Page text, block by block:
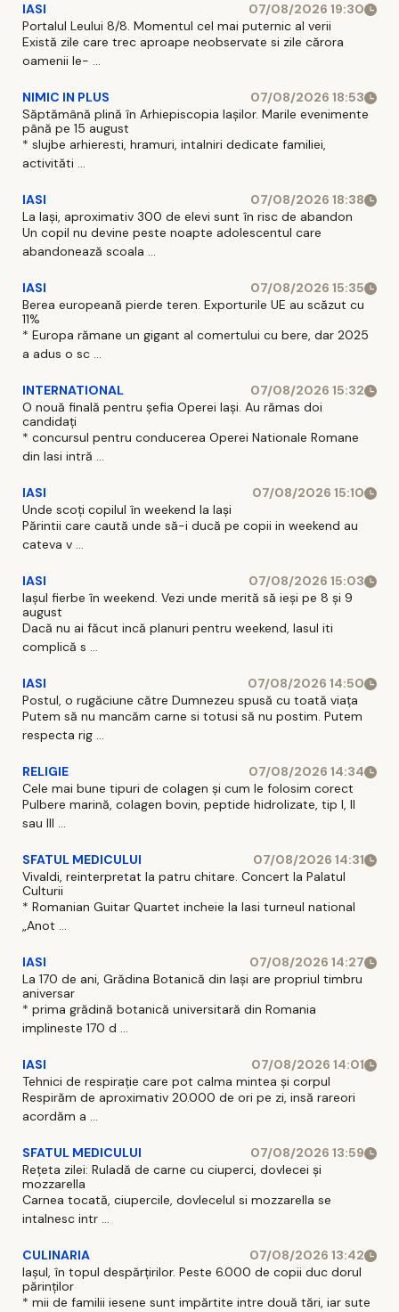
IASI
07/08/2026 19:30
Portalul Leului 8/8. Momentul cel mai puternic al verii
Există zile care trec aproape neobservate si zile cărora
oamenii le- ...
NIMIC IN PLUS
07/08/2026 18:53
Săptămână plină în Arhiepiscopia Iașilor. Marile evenimente
până pe 15 august
* slujbe arhieresti, hramuri, intalniri dedicate familiei,
activităti ...
IASI
07/08/2026 18:38
La Iași, aproximativ 300 de elevi sunt în risc de abandon
Un copil nu devine peste noapte adolescentul care
abandonează scoala ...
IASI
07/08/2026 15:35
Berea europeană pierde teren. Exporturile UE au scăzut cu
11%
* Europa rămane un gigant al comertului cu bere, dar 2025
a adus o sc ...
INTERNATIONAL
07/08/2026 15:32
O nouă finală pentru șefia Operei Iași. Au rămas doi
candidați
* concursul pentru conducerea Operei Nationale Romane
din Iasi intră ...
IASI
07/08/2026 15:10
Unde scoți copilul în weekend la Iași
Părintii care caută unde să-i ducă pe copii in weekend au
cateva v ...
IASI
07/08/2026 15:03
Iașul fierbe în weekend. Vezi unde merită să ieși pe 8 și 9
august
Dacă nu ai făcut incă planuri pentru weekend, Iasul iti
complică s ...
IASI
07/08/2026 14:50
Postul, o rugăciune către Dumnezeu spusă cu toată viața
Putem să nu mancăm carne si totusi să nu postim. Putem
respecta rig ...
RELIGIE
07/08/2026 14:34
Cele mai bune tipuri de colagen și cum le folosim corect
Pulbere marină, colagen bovin, peptide hidrolizate, tip I, II
sau III ...
SFATUL MEDICULUI
07/08/2026 14:31
Vivaldi, reinterpretat la patru chitare. Concert la Palatul
Culturii
* Romanian Guitar Quartet incheie la Iasi turneul national
„Anot ...
IASI
07/08/2026 14:27
La 170 de ani, Grădina Botanică din Iași are propriul timbru
aniversar
* prima grădină botanică universitară din Romania
implineste 170 d ...
IASI
07/08/2026 14:01
Tehnici de respirație care pot calma mintea și corpul
Respirăm de aproximativ 20.000 de ori pe zi, insă rareori
acordăm a ...
SFATUL MEDICULUI
07/08/2026 13:59
Rețeta zilei: Ruladă de carne cu ciuperci, dovlecei și
mozzarella
Carnea tocată, ciupercile, dovlecelul si mozzarella se
intalnesc intr ...
CULINARIA
07/08/2026 13:42
Iașul, în topul despărțirilor. Peste 6.000 de copii duc dorul
părinților
* mii de familii iesene sunt impărtite intre două tări, iar sute